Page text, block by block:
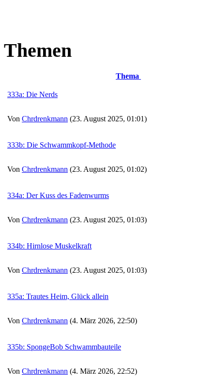
Themen
Thema
333a: Die Nerds
Von Chrdrenkmann (23. August 2025, 01:01)
333b: Die Schwammkopf-Methode
Von Chrdrenkmann (23. August 2025, 01:02)
334a: Der Kuss des Fadenwurms
Von Chrdrenkmann (23. August 2025, 01:03)
334b: Hirnlose Muskelkraft
Von Chrdrenkmann (23. August 2025, 01:03)
335a: Trautes Heim, Glück allein
Von Chrdrenkmann (4. März 2026, 22:50)
335b: SpongeBob Schwammbauteile
Von Chrdrenkmann (4. März 2026, 22:52)